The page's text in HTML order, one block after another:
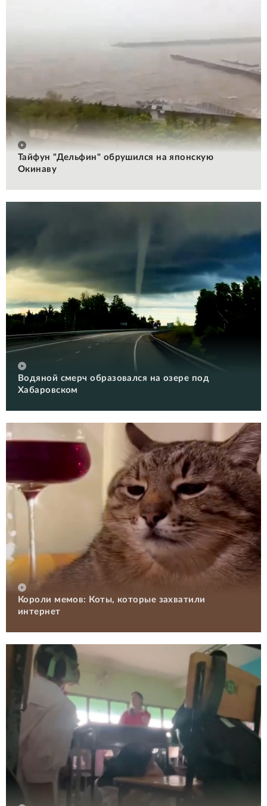
Тайфун "Дельфин" обрушился на японскую
Окинаву
Водяной смерч образовался на озере под
Хабаровском
Короли мемов: Коты, которые захватили
интернет